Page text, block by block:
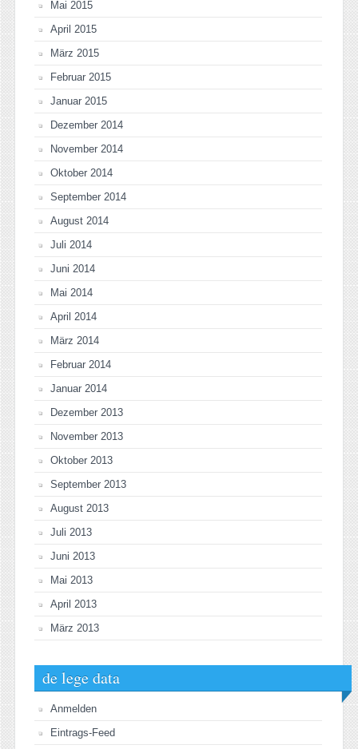
Mai 2015
April 2015
März 2015
Februar 2015
Januar 2015
Dezember 2014
November 2014
Oktober 2014
September 2014
August 2014
Juli 2014
Juni 2014
Mai 2014
April 2014
März 2014
Februar 2014
Januar 2014
Dezember 2013
November 2013
Oktober 2013
September 2013
August 2013
Juli 2013
Juni 2013
Mai 2013
April 2013
März 2013
de lege data
Anmelden
Eintrags-Feed